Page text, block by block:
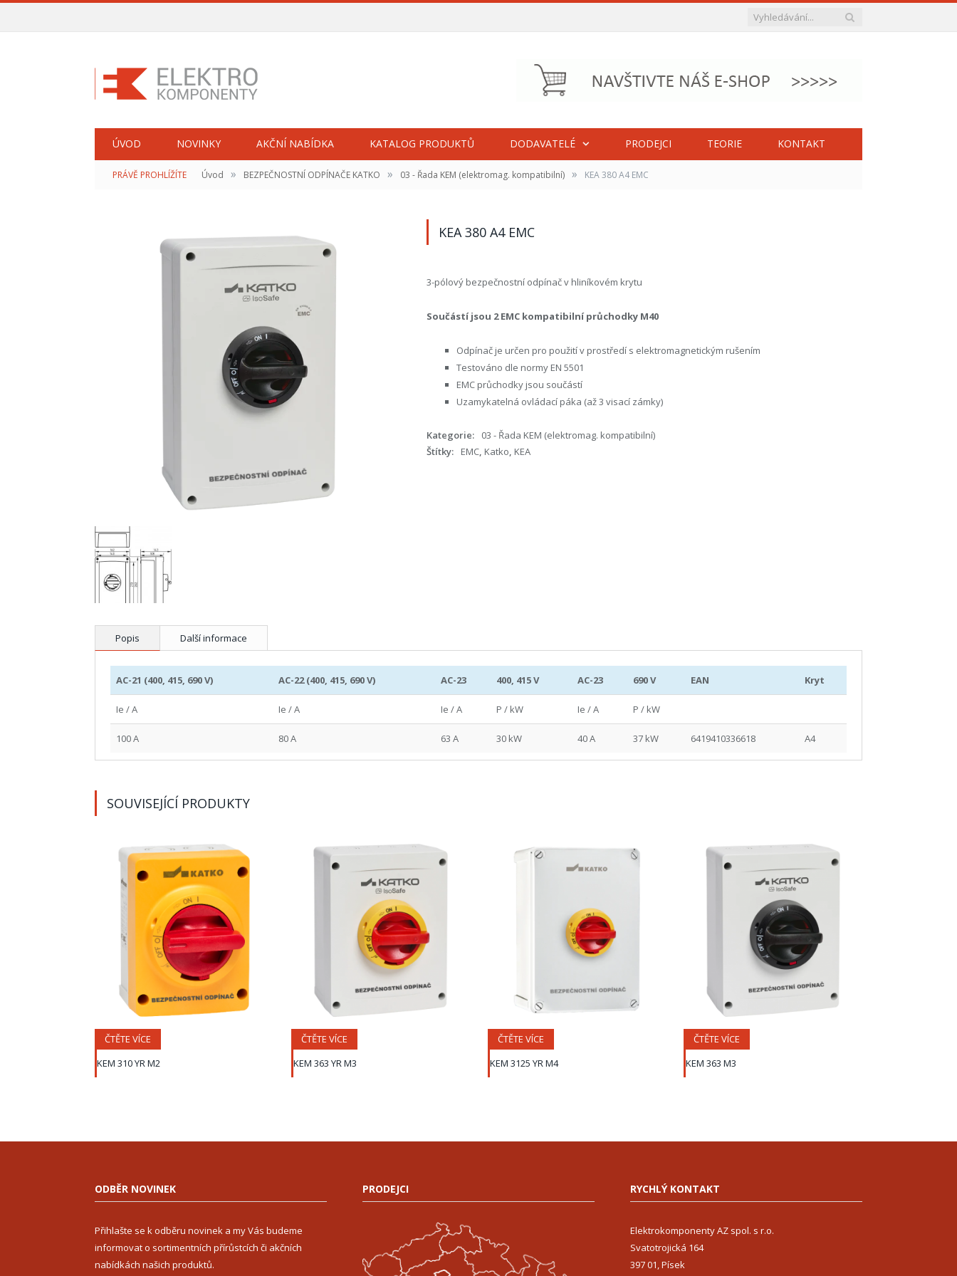
ÚVOD NOVINKY AKČNÍ NABÍDKA KATALOG PRODUKTŮ DODAVATELÉ PRODEJCI TEORIE KONTAKT
PRÁVĚ PROHLÍŽÍTE Úvod » BEZPEČNOSTNÍ ODPÍNAČE KATKO » 03 - Řada KEM (elektromag. kompatibilní) » KEA 380 A4 EMC
KEA 380 A4 EMC
3-pólový bezpečnostní odpínač v hliníkovém krytu
Součástí jsou 2 EMC kompatibilní průchodky M40
Odpínač je určen pro použití v prostředí s elektromagnetickým rušením
Testováno dle normy EN 5501
EMC průchodky jsou součástí
Uzamykatelná ovládací páka (až 3 visací zámky)
Kategorie:
03 - Řada KEM (elektromag. kompatibilní)
Štítky:
EMC, Katko, KEA
Popis Další informace
AC-21 (400, 415, 690 V) AC-22 (400, 415, 690 V) AC-23 400, 415 V AC-23 690 V EAN Kryt
Ie / A Ie / A Ie / A P / kW Ie / A P / kW
100 A 80 A 63 A 30 kW 40 A 37 kW 6419410336618 A4
SOUVISEJÍCÍ PRODUKTY
ČTĚTE VÍCE
KEM 310 YR M2
ČTĚTE VÍCE
KEM 363 YR M3
ČTĚTE VÍCE
KEM 3125 YR M4
ČTĚTE VÍCE
KEM 363 M3
ODBĚR NOVINEK
Přihlašte se k odběru novinek a my Vás budeme
informovat o sortimentních přírůstcích či akčních
nabídkách našich produktů.
PRODEJCI RYCHLÝ KONTAKT
Elektrokomponenty AZ spol. s r.o.
Svatotrojická 164
397 01, Písek